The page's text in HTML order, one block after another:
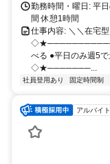
勤務時間・曜日: 平
間 休憩1時間
仕事内容: ＼＼在宅
べる ●平日のみ週5
◇★───────...
社員登用あり 固定時間制
アルバイ